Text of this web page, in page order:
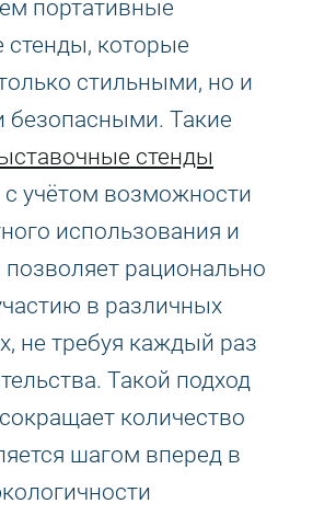
портативные
которые
стильными, но и
безопасными. Такие
стенды
учётом возможности
использования и
позволяет рационально
в различных
не требуя каждый раз
Такой подход
количество
шагом вперед в